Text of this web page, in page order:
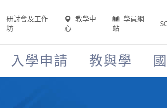
研討會及工作
坊
教學中
心
學員網
站
入學申請 教與學